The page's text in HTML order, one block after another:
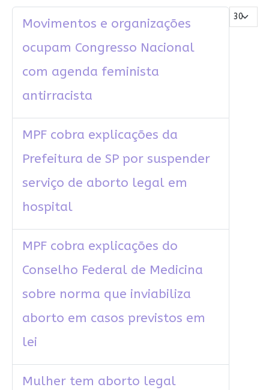
Mostrar #
Movimentos e organizações
ocupam Congresso Nacional
com agenda feminista
antirracista
MPF cobra explicações da
Prefeitura de SP por suspender
serviço de aborto legal em
hospital
MPF cobra explicações do
Conselho Federal de Medicina
sobre norma que inviabiliza
aborto em casos previstos em
lei
Mulher tem aborto legal